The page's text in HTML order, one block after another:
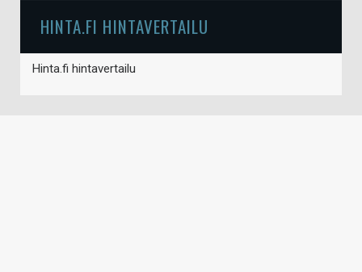
HINTA.FI HINTAVERTAILU
Hinta.fi hintavertailu